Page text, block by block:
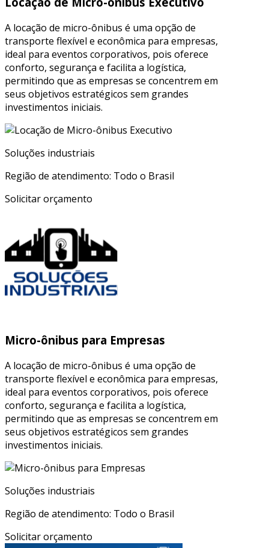
A locação de micro-ônibus é uma opção de
transporte flexível e econômica para empresas,
ideal para eventos corporativos, pois oferece
conforto, segurança e facilita a logística,
permitindo que as empresas se concentrem em
seus objetivos estratégicos sem grandes
investimentos iniciais.
Soluções industriais
Região de atendimento: Todo o Brasil
Solicitar orçamento
Micro-ônibus para Empresas
A locação de micro-ônibus é uma opção de
transporte flexível e econômica para empresas,
ideal para eventos corporativos, pois oferece
conforto, segurança e facilita a logística,
permitindo que as empresas se concentrem em
seus objetivos estratégicos sem grandes
investimentos iniciais.
Soluções industriais
Região de atendimento: Todo o Brasil
Solicitar orçamento